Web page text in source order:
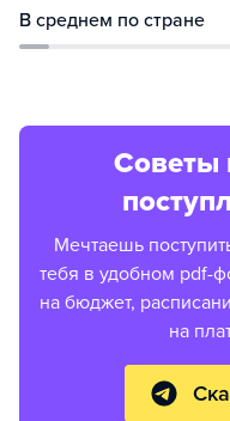
В среднем по стране
Советы
Мечтаешь
тебя в удобном pdf-
на бюджет,
на